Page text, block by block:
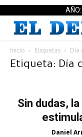
Inicio Etiquetas Día
Etiqueta: Día
Sin dudas,
Daniel